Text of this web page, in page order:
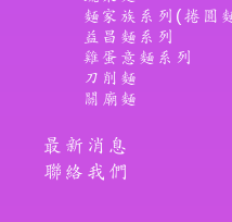
麵家族系列(捲圓
益昌麵系列
雞蛋意麵系列
刀削麵
關廟麵
最新消息
聯絡我們